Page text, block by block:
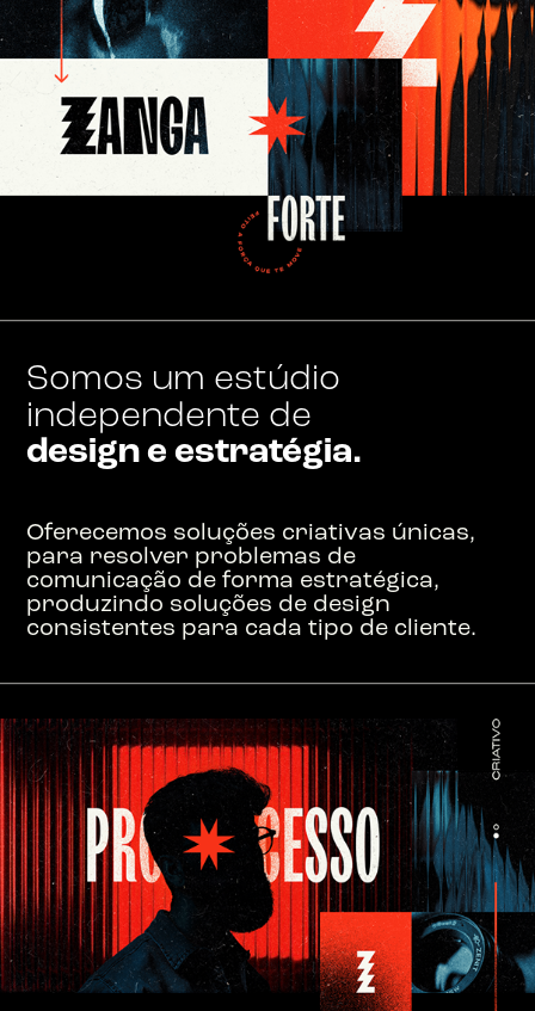
Somos um estúdio
independente de
design e estratégia.
Oferecemos soluções criativas únicas,
para resolver problemas de
comunicação de forma estratégica,
produzindo soluções de design
consistentes para cada tipo de cliente.